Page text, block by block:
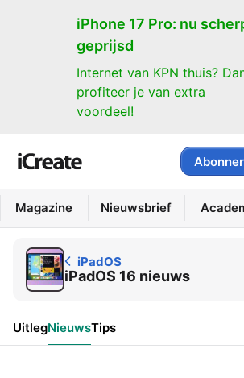
iPhone 17 Pro: nu
geprijsd
Internet van KPN thuis?
profiteer je van extra
voordeel!
Magazine Nieuwsbrief
iPadOS
iPadOS 16 nieuws
UitlegNieuwsTips